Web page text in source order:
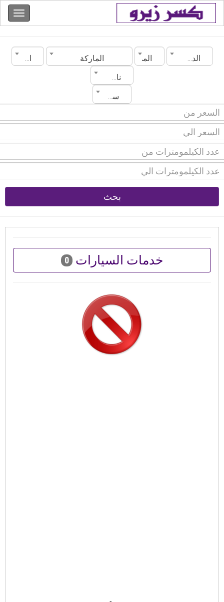
الدولة المدينة الماركة
الموديل
ناقل الحركة
سنة الصنع
بحث
خدمات السيارات 0